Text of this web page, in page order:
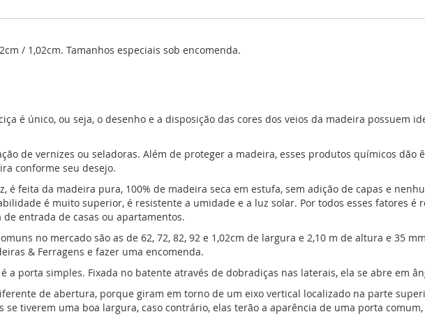
/ 1,02cm. Tamanhos especiais sob encomenda.
é único, ou seja, o desenho e a disposição das cores dos veios da madeira possuem
de vernizes ou seladoras. Além de proteger a madeira, esses produtos químicos dão
conforme seu desejo.
é feita da madeira pura, 100% de madeira seca em estufa, sem adição de capas e
é muito superior, é resistente a umidade e a luz solar. Por todos esses fatores é
entrada de casas ou apartamentos.
no mercado são as de 62, 72, 82, 92 e 1,02cm de largura e 2,10 m de altura e 35
& Ferragens e fazer uma encomenda.
a porta simples. Fixada no batente através de dobradiças nas laterais, ela se abre em
de abertura, porque giram em torno de um eixo vertical localizado na parte
tiverem uma boa largura, caso contrário, elas terão a aparência de uma porta